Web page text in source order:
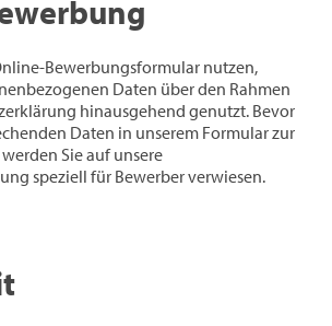
Bewerbungsformular nutzen,
Daten über den Rahmen
hinausgehend genutzt. Bevor
Daten in unserem Formular zur
Sie auf unsere
speziell für Bewerber verwiesen.